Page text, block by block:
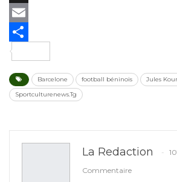
X
Email
Barcelone football béninois
Jules
Sportculturenews.Tg
La Redaction
Commentaire